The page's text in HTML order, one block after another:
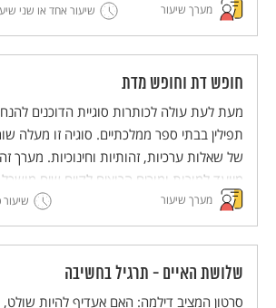
של אחרים. בכך, מעבר להיותו סיפור לאומי,
יציאת מצרים מבטא רעיון הומניסטי – חירות
– וחושף את המנגנונים שדרכם בעלי הכוח
משעבדים אחרים. בשיעור הזה יפגשו התלמידים
טקסטים הקשורים ליציאת מצרים, שהדיון בהם
נועד להעצים את ההזדהות עם ערך החירות לכל
אדם, את האמפתיה לאחר ואת המודעות
למשמעות השליטה של אדם על זולתו.
מערך שיעור שיעור אחד או שני
חופש דת וחופש מדת
מעת לעת עולה לכותרות סוגיית הדוכנים
תפילין בבתי ספר ממלכתיים. סוגיה זו מעלה
של שאלות ערכיות, זהותיות וחינוכיות. מערך זה
מיועד למורות ומורים הרוצים לקיים שיח מושכל
בכיתה על התופעה. המערך מבקש ללבן את
הערכים "חופש דת" ו"חופש מדת" כזכויות
וכן לדון באופיו של החינוך הממלכתי ושל יהדות
חילונית.
מערך שיעור שיעור
שלושת האיים - תרגיל בחשיבה
סרטון המציב דילמה: האם אעדיף להיות שולט,